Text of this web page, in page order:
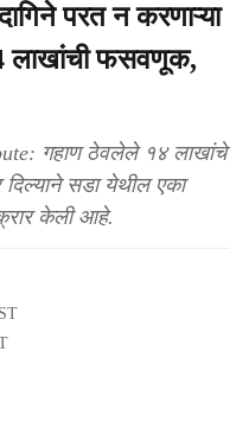
परत न करणाऱ्या
लाखांची फसवणूक,
गहाण ठेवलेले १४ लाखांचे
दिल्याने सडा येथील एका
केली आहे.